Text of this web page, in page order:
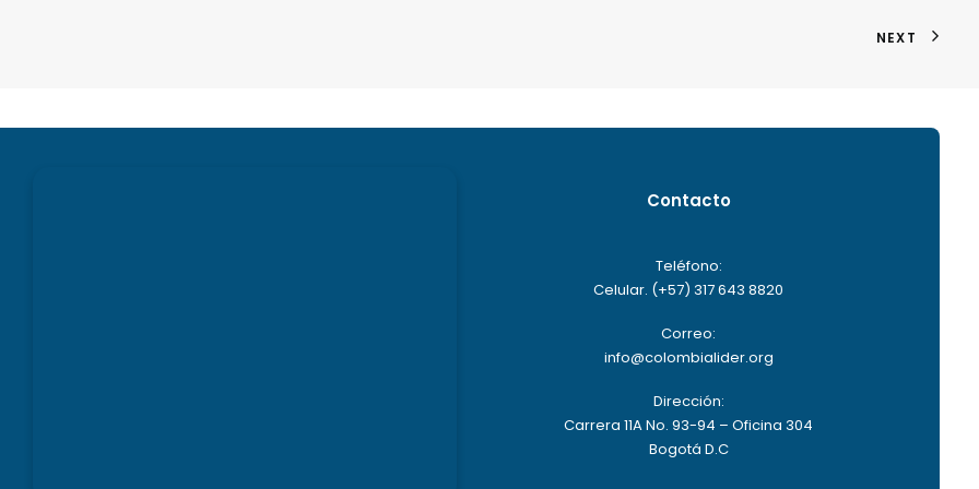
NEXT
Contacto
Teléfono:
Celular. (+57) 317 643 8820
Correo:
info@colombialider.org
Dirección:
Carrera 11A No. 93-94 – Oficina 304
Bogotá D.C